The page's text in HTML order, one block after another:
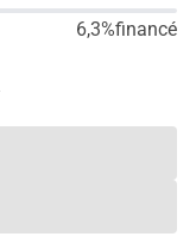
6,3%financé